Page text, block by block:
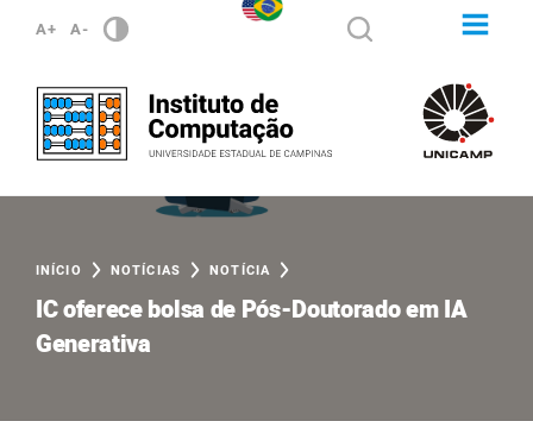
A+ A-
INÍCIO NOTÍCIAS NOTÍCIA
IC oferece bolsa de Pós-Doutorado em IA
Generativa